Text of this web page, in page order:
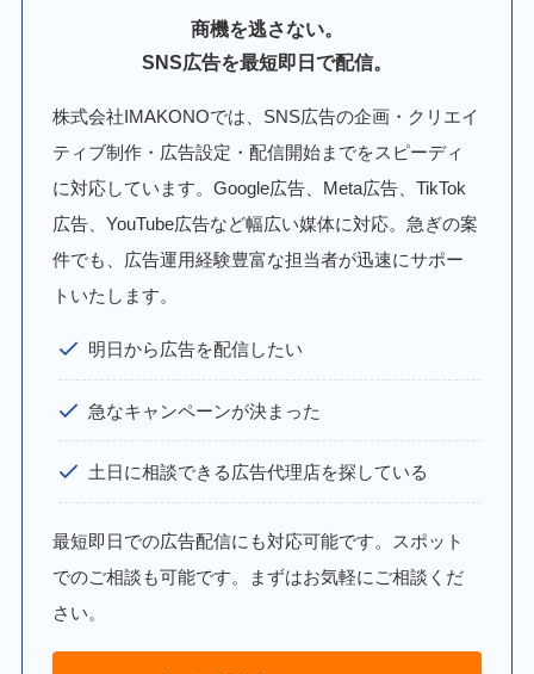
商機を逃さない。
SNS広告を最短即日で配信。
株式会社IMAKONOでは、SNS広告の企画・クリエイ
ティブ制作・広告設定・配信開始までをスピーディ
に対応しています。Google広告、Meta広告、TikTok
広告、YouTube広告など幅広い媒体に対応。急ぎの案
件でも、広告運用経験豊富な担当者が迅速にサポー
トいたします。
明日から広告を配信したい
急なキャンペーンが決まった
土日に相談できる広告代理店を探している
最短即日での広告配信にも対応可能です。スポット
でのご相談も可能です。まずはお気軽にご相談くだ
さい。